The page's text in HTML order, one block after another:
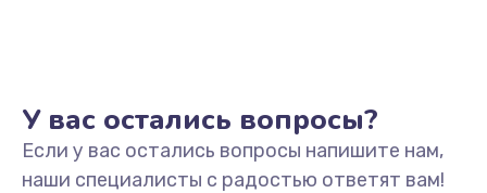
995 руб.
Заказать
У вас остались вопросы?
Если у вас остались вопросы напишите нам,
наши специалисты с радостью ответят вам!